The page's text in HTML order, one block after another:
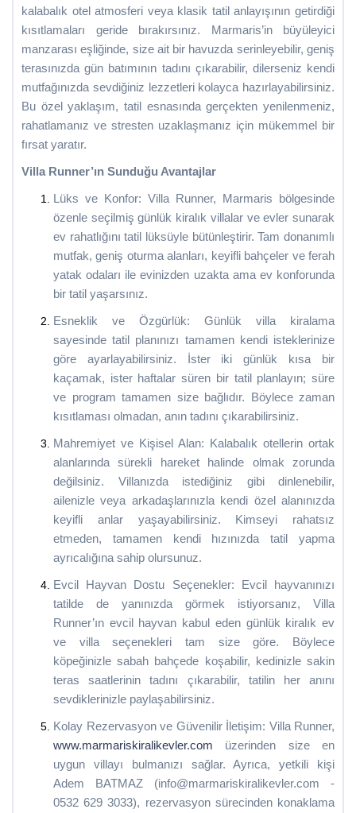
kalabalık otel atmosferi veya klasik tatil anlayışının getirdiği
kısıtlamaları geride bırakırsınız. Marmaris’in büyüleyici
manzarası eşliğinde, size ait bir havuzda serinleyebilir, geniş
terasınızda gün batımının tadını çıkarabilir, dilerseniz kendi
mutfağınızda sevdiğiniz lezzetleri kolayca hazırlayabilirsiniz.
Bu özel yaklaşım, tatil esnasında gerçekten yenilenmeniz,
rahatlamanız ve stresten uzaklaşmanız için mükemmel bir
fırsat yaratır.
Villa Runner’ın Sunduğu Avantajlar
Lüks ve Konfor: Villa Runner, Marmaris bölgesinde
özenle seçilmiş günlük kiralık villalar ve evler sunarak
ev rahatlığını tatil lüksüyle bütünleştirir. Tam donanımlı
mutfak, geniş oturma alanları, keyifli bahçeler ve ferah
yatak odaları ile evinizden uzakta ama ev konforunda
bir tatil yaşarsınız.
Esneklik ve Özgürlük: Günlük villa kiralama
sayesinde tatil planınızı tamamen kendi isteklerinize
göre ayarlayabilirsiniz. İster iki günlük kısa bir
kaçamak, ister haftalar süren bir tatil planlayın; süre
ve program tamamen size bağlıdır. Böylece zaman
kısıtlaması olmadan, anın tadını çıkarabilirsiniz.
Mahremiyet ve Kişisel Alan: Kalabalık otellerin ortak
alanlarında sürekli hareket halinde olmak zorunda
değilsiniz. Villanızda istediğiniz gibi dinlenebilir,
ailenizle veya arkadaşlarınızla kendi özel alanınızda
keyifli anlar yaşayabilirsiniz. Kimseyi rahatsız
etmeden, tamamen kendi hızınızda tatil yapma
ayrıcalığına sahip olursunuz.
Evcil Hayvan Dostu Seçenekler: Evcil hayvanınızı
tatilde de yanınızda görmek istiyorsanız, Villa
Runner’ın evcil hayvan kabul eden günlük kiralık ev
ve villa seçenekleri tam size göre. Böylece
köpeğinizle sabah bahçede koşabilir, kedinizle sakin
teras saatlerinin tadını çıkarabilir, tatilin her anını
sevdiklerinizle paylaşabilirsiniz.
Kolay Rezervasyon ve Güvenilir İletişim: Villa Runner,
www.marmariskiralikevler.com üzerinden size en
uygun villayı bulmanızı sağlar. Ayrıca, yetkili kişi
Adem BATMAZ (info@marmariskiralikevler.com -
0532 629 3033), rezervasyon sürecinden konaklama